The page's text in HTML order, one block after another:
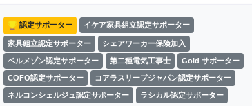
認定サポーター イケア家具組立認定サポーター
家具組立認定サポーター シェアワーカー保険加入
ベルメゾン認定サポーター 第二種電気工事士 Gold サポーター
COFO認定サポーター コアラスリープジャパン認定サポーター
ネルコンシェルジュ認定サポーター ラシカル認定サポーター